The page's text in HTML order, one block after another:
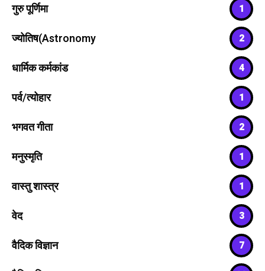
गुरु पूर्णिमा 1
ज्योतिष(Astronomy 2
धार्मिक कर्मकांड 4
पर्व/त्योहार 1
भगवत गीता 2
मनुस्मृति 1
वास्तु शास्त्र 1
वेद 3
वैदिक विज्ञान 7